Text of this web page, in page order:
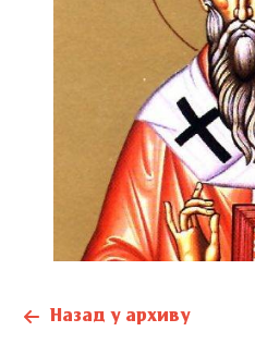
Назад у архиву